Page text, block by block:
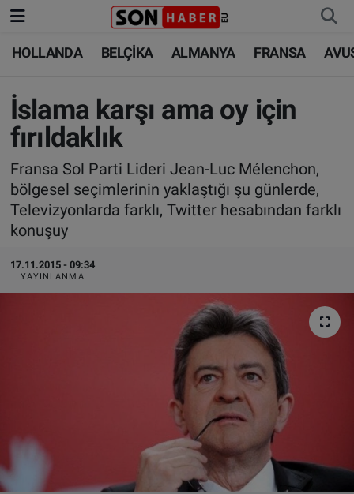
HOLLANDA BELÇİKA ALMANYA FRANSA
İslama karşı ama oy için
fırıldaklık
Fransa Sol Parti Lideri Jean-Luc Mélenchon,
bölgesel seçimlerinin yaklaştığı şu günlerde,
Televizyonlarda farklı, Twitter hesabından farklı
konuşuy
17.11.2015 - 09:34
YAYINLANMA
HOLLANDA
BELÇİKA
ALMANYA
FRANSA
AVUSTURYA
SAĞLIK - YAŞAM
HOLLANDA
BELÇİKA
ALMANYA
TÜRKİYE
DÜNYA
BİLİM-TEKNOLOJİ
ALGEMENE VOORWAARDEN
Nöbetçi Eczaneler
Hava Durumu
Trafik Durumu
Süper Lig Puan Durumu ve Fikstür
Tüm Manşetler
Son Dakika Haberleri